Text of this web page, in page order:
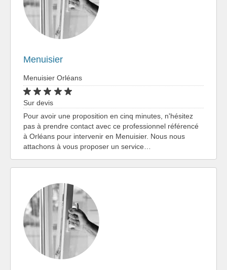
Menuisier
Menuisier Orléans
Sur devis
Pour avoir une proposition en cinq minutes, n'hésitez
pas à prendre contact avec ce professionnel référencé
à Orléans pour intervenir en Menuisier. Nous nous
attachons à vous proposer un service…